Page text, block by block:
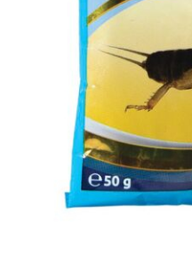
Pachete complete
Produse de vinificatie
Articole pentru vinificatie
Densimetre si refractometre
Filtrare vin
Placi filtrante
Substante vinificatie
Ceaune, vase din fonta, cutite
profesionale si arzatoare